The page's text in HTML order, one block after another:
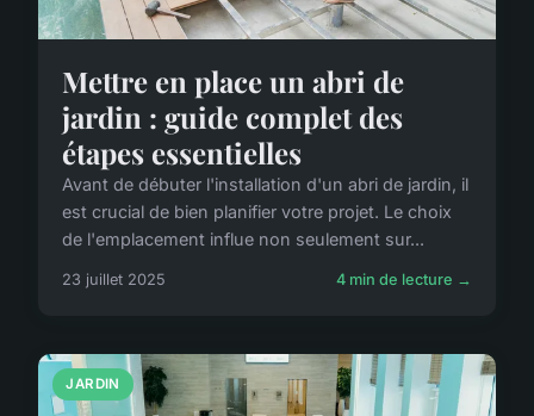
Mettre en place un abri de
jardin : guide complet des
étapes essentielles
Avant de débuter l'installation d'un abri de jardin, il
est crucial de bien planifier votre projet. Le choix
de l'emplacement influe non seulement sur...
23 juillet 2025 4 min de lecture →
JARDIN